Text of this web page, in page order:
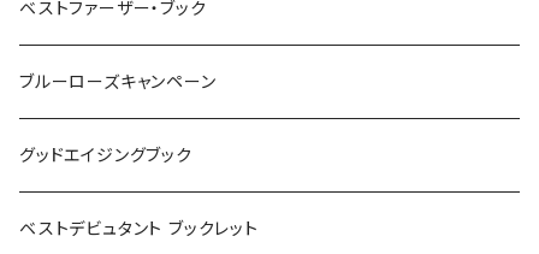
ベストファーザー・ブック
ブルーローズキャンペーン
グッドエイジングブック
ベストデビュタント ブックレット